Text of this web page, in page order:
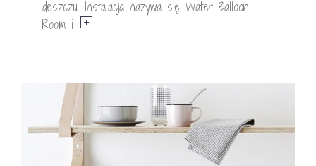
deszczu. Instalacja nazywa się Water Balloon
Room i